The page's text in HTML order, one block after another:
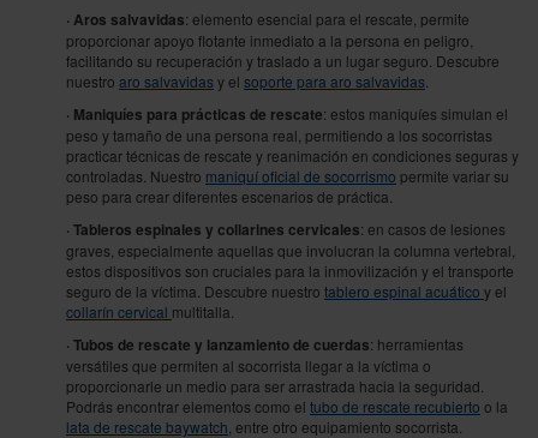
· Aros salvavidas: elemento esencial para el rescate, permite
proporcionar apoyo flotante inmediato a la persona en peligro,
facilitando su recuperación y traslado a un lugar seguro. Descubre
nuestro aro salvavidasy el soporte para aro salvavidas
· Maniquíes para prácticas de rescate: estos maniquíes simulan el
peso y tamaño de una persona real, permitiendo a los socorristas
practicar técnicas de rescate y reanimación en condiciones seguras y
controladas. Nuestro maniquí oficial de socorrismo permite variar su
peso para crear diferentes escenarios de práctica.
· Tableros espinales y collarines cervicales: en casos de lesiones
graves, especialmente aquellas que involucran la columna vertebral,
estos dispositivos son cruciales para la inmovilización y el transporte
seguro de la víctima. Descubre nuestro tablero espinal acuático yel
collarín cervical multitalla.
· Tubos de rescate y lanzamiento de cuerdas: herramientas
versátiles que permiten al socorrista llegar a la víctima o
proporcionarle un medio para ser arrastrada hacia la seguridad.
Podrás encontrar elementos como el tubo de rescate recubierto o la
lata de rescate baywatch entre otro equipamiento socorrista.